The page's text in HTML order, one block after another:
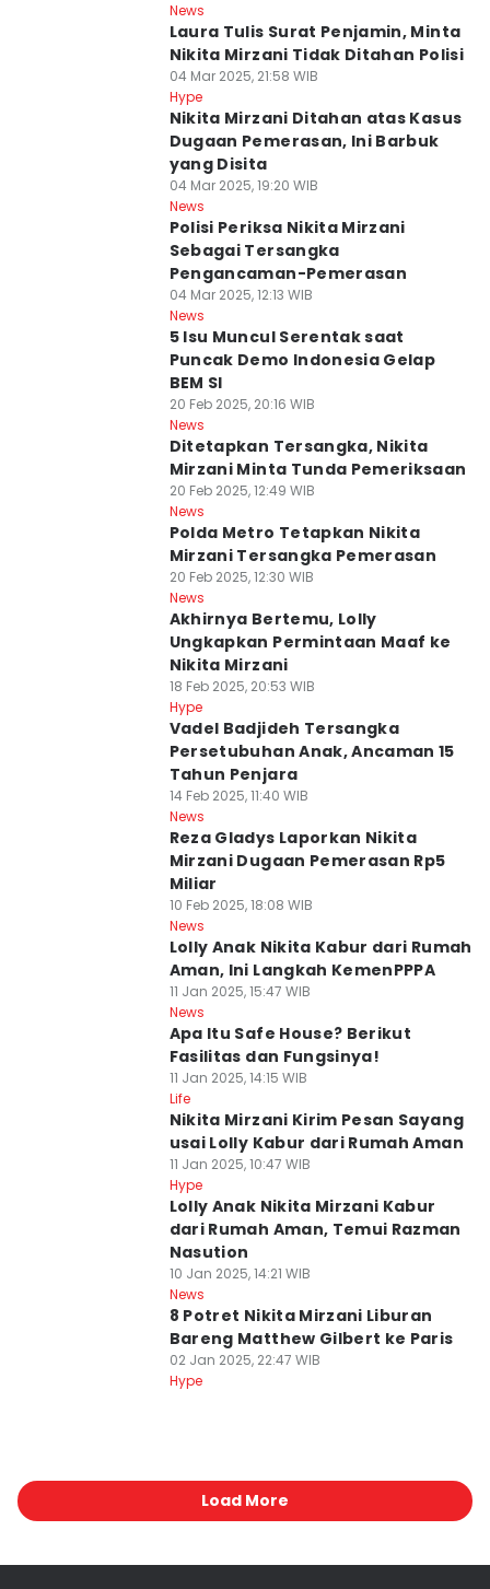
News
Laura Tulis Surat Penjamin, Minta
Nikita Mirzani Tidak Ditahan Polisi
04 Mar 2025, 21:58 WIB
Hype
Nikita Mirzani Ditahan atas Kasus
Dugaan Pemerasan, Ini Barbuk
yang Disita
04 Mar 2025, 19:20 WIB
News
Polisi Periksa Nikita Mirzani
Sebagai Tersangka
Pengancaman-Pemerasan
04 Mar 2025, 12:13 WIB
News
5 Isu Muncul Serentak saat
Puncak Demo Indonesia Gelap
BEM SI
20 Feb 2025, 20:16 WIB
News
Ditetapkan Tersangka, Nikita
Mirzani Minta Tunda Pemeriksaan
20 Feb 2025, 12:49 WIB
News
Polda Metro Tetapkan Nikita
Mirzani Tersangka Pemerasan
20 Feb 2025, 12:30 WIB
News
Akhirnya Bertemu, Lolly
Ungkapkan Permintaan Maaf ke
Nikita Mirzani
18 Feb 2025, 20:53 WIB
Hype
Vadel Badjideh Tersangka
Persetubuhan Anak, Ancaman 15
Tahun Penjara
14 Feb 2025, 11:40 WIB
News
Reza Gladys Laporkan Nikita
Mirzani Dugaan Pemerasan Rp5
Miliar
10 Feb 2025, 18:08 WIB
News
Lolly Anak Nikita Kabur dari Rumah
Aman, Ini Langkah KemenPPPA
11 Jan 2025, 15:47 WIB
News
Apa Itu Safe House? Berikut
Fasilitas dan Fungsinya!
11 Jan 2025, 14:15 WIB
Life
Nikita Mirzani Kirim Pesan Sayang
usai Lolly Kabur dari Rumah Aman
11 Jan 2025, 10:47 WIB
Hype
Lolly Anak Nikita Mirzani Kabur
dari Rumah Aman, Temui Razman
Nasution
10 Jan 2025, 14:21 WIB
News
8 Potret Nikita Mirzani Liburan
Bareng Matthew Gilbert ke Paris
02 Jan 2025, 22:47 WIB
Hype
Load More